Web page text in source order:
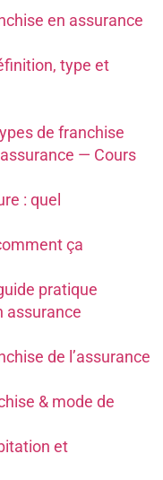
en assurance
type et
de franchise
— Cours
: quel
ça
pratique
assurance
de l’assurance
& mode de
et